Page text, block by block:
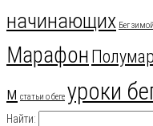
начинающих Бег зимой
Марафон
м статьи о беге уроки
Найти: